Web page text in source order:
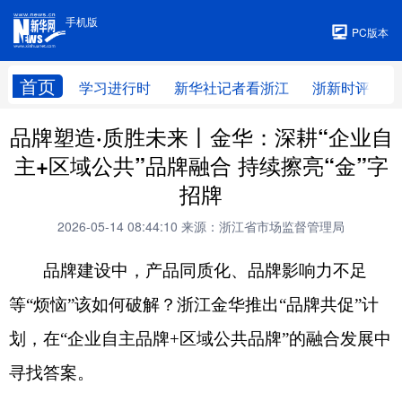
手机版
PC版本
首页 学习进行时 新华社记者看浙江 浙新时评
手机版
品牌塑造·质胜未来丨金华：深耕“企业自
主+区域公共”品牌融合 持续擦亮“金”字
招牌
2026-05-14 08:44:10 来源：浙江省市场监督管理局
品牌建设中，产品同质化、品牌影响力不足
等“烦恼”该如何破解？浙江金华推出“品牌共促”计
划，在“企业自主品牌+区域公共品牌”的融合发展中
寻找答案。